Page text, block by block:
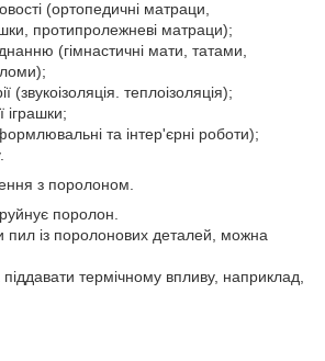
(ортопедичні матраци,
протипролежневі матраци);
(гімнастичні мати, татами,
(звукоізоляція. теплоізоляція);
іграшки;
та інтер'єрні роботи);
з поролоном.
поролон.
пил із поролонових деталей, можна
термічному впливу, наприклад,